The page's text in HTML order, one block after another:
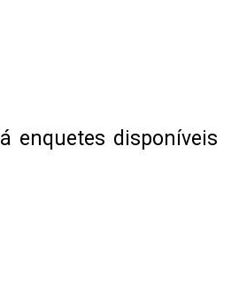
enquetes disponíveis